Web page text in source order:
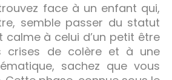
face à un enfant qui,
semble passer du statut
calme à celui d’un petit être
crises de colère et à une
sachez que vous